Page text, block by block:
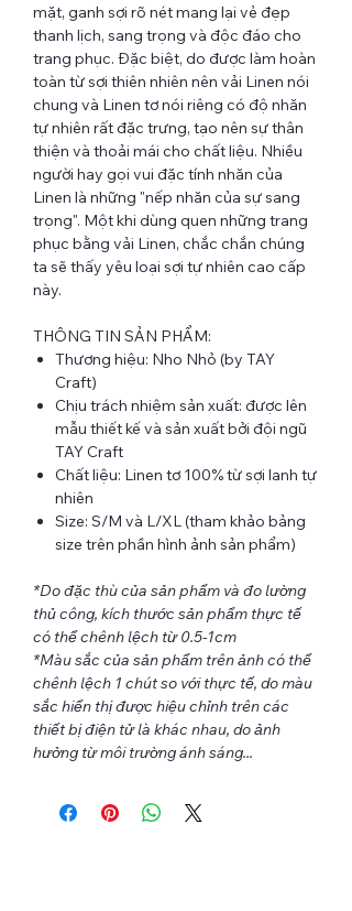
mặt, ganh sợi rõ nét mang lại vẻ đẹp
thanh lịch, sang trọng và độc đáo cho
trang phục. Đặc biệt, do được làm hoàn
toàn từ sợi thiên nhiên nên vải Linen nói
chung và Linen tơ nói riêng có độ nhăn
tự nhiên rất đặc trưng, tạo nên sự thân
thiện và thoải mái cho chất liệu. Nhiều
người hay gọi vui đặc tính nhăn của
Linen là những "nếp nhăn của sự sang
trọng". Một khi dùng quen những trang
phục bằng vải Linen, chắc chắn chúng
ta sẽ thấy yêu loại sợi tự nhiên cao cấp
này.
THÔNG TIN SẢN PHẨM:
Thương hiệu: Nho Nhỏ (by TAY
Craft)
Chịu trách nhiệm sản xuất: được lên
mẫu thiết kế và sản xuất bởi đội ngũ
TAY Craft
Chất liệu: Linen tơ 100% từ sợi lanh tự
nhiên
Size: S/M và L/XL (tham khảo bảng
size trên phần hình ảnh sản phẩm)
*Do đặc thù của sản phẩm và đo lường
thủ công, kích thước sản phẩm thực tế
có thể chênh lệch từ 0.5-1cm
*Màu sắc của sản phẩm trên ảnh có thể
chênh lệch 1 chút so với thực tế, do màu
sắc hiển thị được hiệu chỉnh trên các
thiết bị điện tử là khác nhau, do ảnh
hưởng từ môi trường ánh sáng...